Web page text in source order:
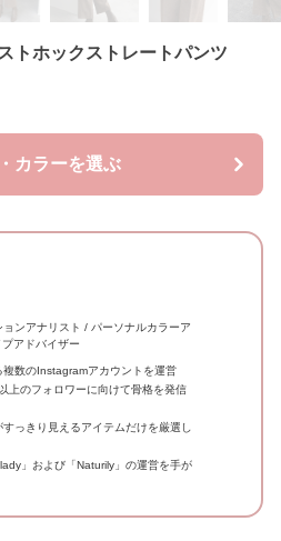
トホックストレートパンツ
カラーを選ぶ
ンアナリスト / パーソナルカラーア
アドバイザー
複数のInstagramアカウントを運営
上のフォロワーに向けて骨格を発信
っきり見えるアイテムだけを厳選し
」および「Naturily」の運営を手が